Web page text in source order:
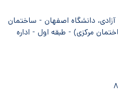
دانشگاه اصفهان - ساختمان
مرکزی) - طبقه اول - اداره